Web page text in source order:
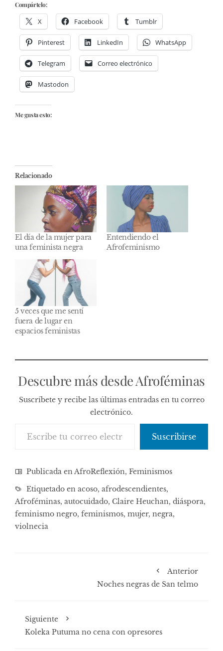
Compártelo:
X Facebook Tumblr
Pinterest LinkedIn WhatsApp
Telegram Correo electrónico
Mastodon
Me gusta esto:
Relacionado
El día de la mujer para
una feminista negra
Entendiendo el
Afrofeminismo
5 veces que me sentí
fuera de lugar en
espacios feministas
Descubre más desde Afroféminas
Suscríbete y recibe las últimas entradas en tu correo
electrónico.
Suscribirse
Publicada enAfroReflexión, Feminismos
Etiquetado en acoso, afrodescendientes,
Afroféminas, autocuidado, Claire Heuchan, diáspora,
feminismo negro, feminismos, mujer, negra,
violnecia
Anterior
Noches negras de San telmo
Siguiente
Koleka Putuma no cena con opresores